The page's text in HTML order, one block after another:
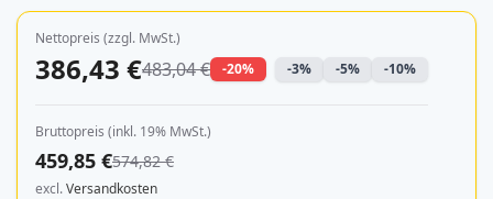
Nettopreis (zzgl. MwSt.)
386,43 €483,04 € -20% -3% -5% -10%
Bruttopreis (inkl. 19% MwSt.)
459,85 €574,82 €
excl.Versandkosten